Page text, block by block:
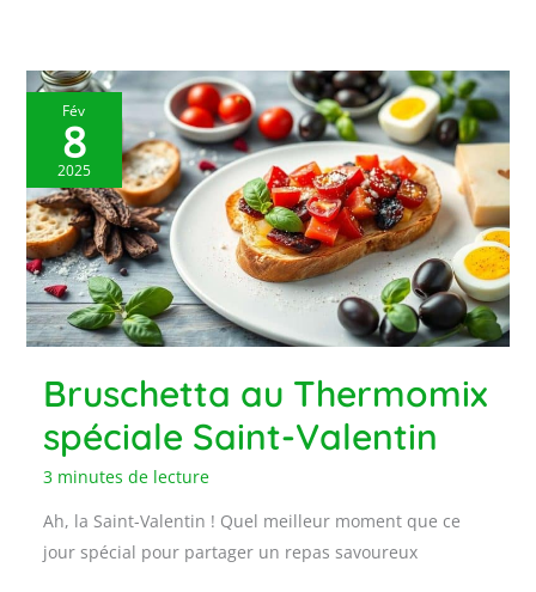
Fév
8
2025
Bruschetta au Thermomix
spéciale Saint-Valentin
3 minutes de lecture
Ah, la Saint-Valentin ! Quel meilleur moment que ce
jour spécial pour partager un repas savoureux